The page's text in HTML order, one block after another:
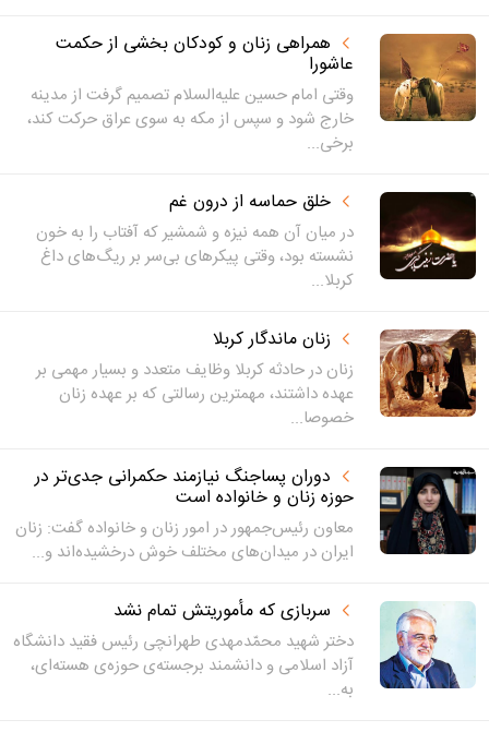
همراهی زنان و کودکان بخشی از حکمت
عاشورا
وقتی امام حسین علیه‌السلام تصمیم گرفت از مدینه
خارج شود و سپس از مکه به سوی عراق حرکت کند،
برخی...
خلق حماسه‌ از درون غم
در میان آن همه نیزه و شمشیر که آفتاب را به خون
نشسته بود، وقتی پیکرهای بی‌سر بر ریگ‌های داغ
کربلا...
زنان ماندگار کربلا
زنان در حادثه کربلا وظایف متعدد و بسیار مهمی بر
عهده داشتند، مهمترین رسالتی که بر عهده زنان
خصوصا...
دوران پساجنگ نیازمند حکمرانی جدی‌تر در
حوزه زنان و خانواده است
معاون رئیس‌جمهور در امور زنان و خانواده گفت: زنان
ایران در میدان‌های مختلف خوش درخشیده‌اند و...
سربازی که مأموریتش تمام نشد
دختر شهید محمّدمهدی طهرانچی رئیس فقید دانشگاه
آزاد اسلامی و دانشمند برجسته‌ی حوزه‌ی هسته‌ای،
به...